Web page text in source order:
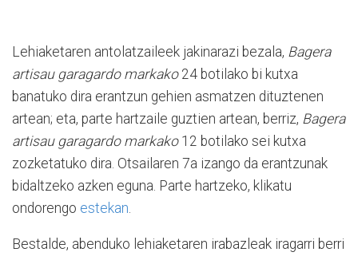
Lehiaketaren antolatzaileek jakinarazi bezala, Bagera
artisau garagardo markako24 botilako bi kutxa
banatuko dira erantzun gehien asmatzen dituztenen
artean; eta, parte hartzaile guztien artean, berriz, Bagera
artisau garagardo markako12 botilako sei kutxa
zozketatuko dira. Otsailaren 7a izango da erantzunak
bidaltzeko azken eguna. Parte hartzeko, klikatu
ondorengo estekan
Bestalde, abenduko lehiaketaren irabazleak iragarri berri